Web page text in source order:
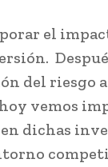
el
del riesgo
vemos
dichas